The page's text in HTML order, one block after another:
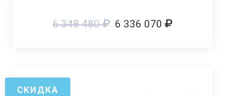
6 348 480 6 336 070
СКИДКА